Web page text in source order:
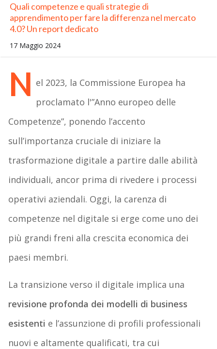
Quali competenze e quali strategie di
apprendimento per fare la differenza nel mercato
4.0? Un report dedicato
17 Maggio 2024
N el 2023, la Commissione Europea ha
proclamato l'”Anno europeo delle
Competenze”, ponendo l’accento
sull’importanza cruciale di iniziare la
trasformazione digitale a partire dalle abilità
individuali, ancor prima di rivedere i processi
operativi aziendali. Oggi, la carenza di
competenze nel digitale si erge come uno dei
più grandi freni alla crescita economica dei
paesi membri.
La transizione verso il digitale implica una
revisione profonda dei modelli di business
esistenti e l’assunzione di profili professionali
nuovi e altamente qualificati, tra cui